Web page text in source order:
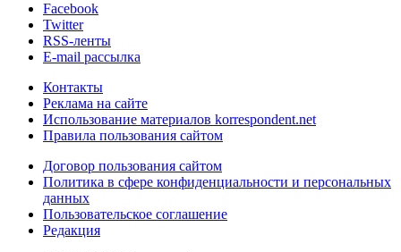
Facebook
Twitter
RSS-ленты
E-mail рассылка
Контакты
Реклама на сайте
Использование материалов korrespondent.net
Правила пользования сайтом
Договор пользования сайтом
Политика в сфере конфиденциальности и персональных
данных
Пользовательское соглашение
Редакция